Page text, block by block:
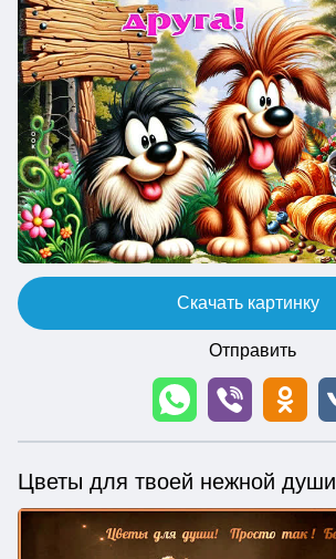
Скачать картинку
Отправить
Цветы для твоей нежной души